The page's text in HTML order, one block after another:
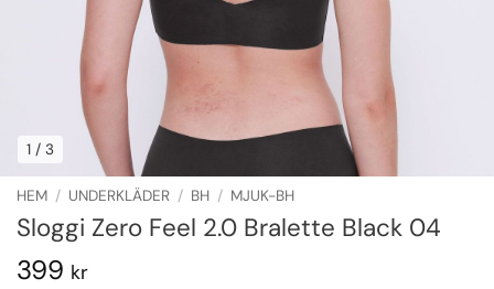
1 / 3
HEM / UNDERKLÄDER / BH / MJUK-BH
Sloggi Zero Feel 2.0 Bralette Black 04
399 kr